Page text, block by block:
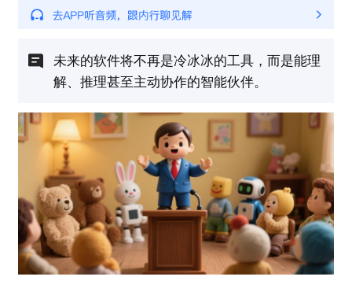
未来的软件将不再是冷冰冰的工具，而是能理
解、推理甚至主动协作的智能伙伴。